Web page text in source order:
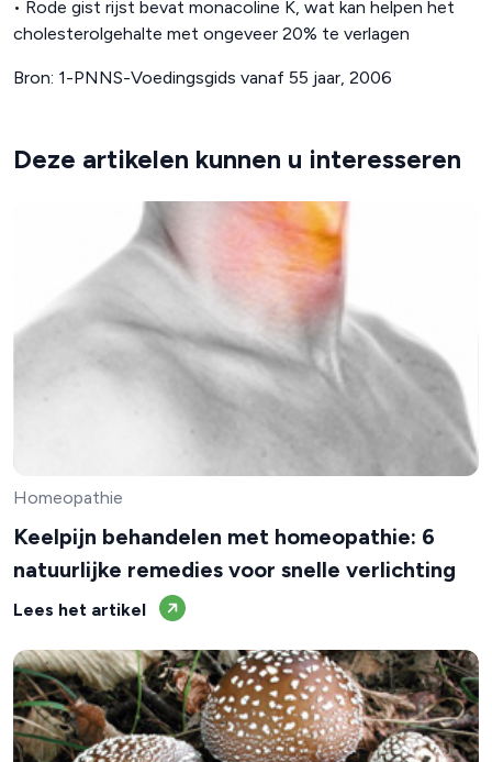
• Rode gist rijst bevat monacoline K, wat kan helpen het
cholesterolgehalte met ongeveer 20% te verlagen
Bron: 1-PNNS-Voedingsgids vanaf 55 jaar, 2006
Deze artikelen kunnen u interesseren
Homeopathie
Keelpijn behandelen met homeopathie: 6
natuurlijke remedies voor snelle verlichting
Lees het artikel